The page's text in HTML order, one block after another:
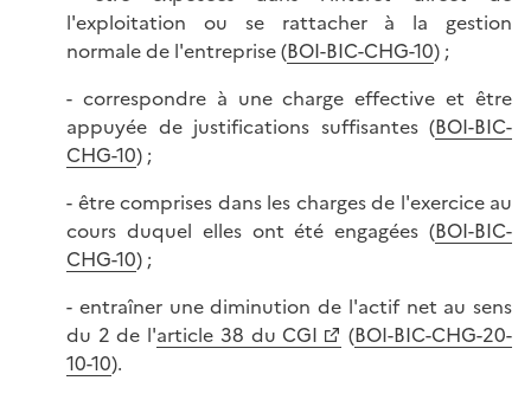
l'exploitation ou se rattacher à la gestion
normale de l'entreprise (BOI-BIC-CHG-10) ;
- correspondre à une charge effective et être
appuyée de justifications suffisantes (BOI-BIC-
CHG-10) ;
- être comprises dans les charges de l'exercice au
cours duquel elles ont été engagées (BOI-BIC-
CHG-10) ;
- entraîner une diminution de l'actif net au sens
du 2 de l'article 38 du CGI (BOI-BIC-CHG-20-
10-10).